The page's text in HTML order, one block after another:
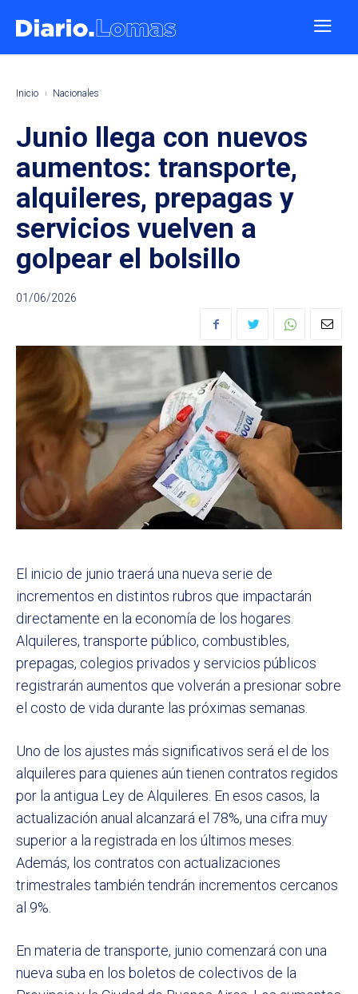
Inicio Nacionales
Junio llega con nuevos
aumentos: transporte,
alquileres, prepagas y
servicios vuelven a
golpear el bolsillo
01/06/2026
El inicio de junio traerá una nueva serie de
incrementos en distintos rubros que impactarán
directamente en la economía de los hogares.
Alquileres, transporte público, combustibles,
prepagas, colegios privados y servicios públicos
registrarán aumentos que volverán a presionar sobre
el costo de vida durante las próximas semanas.
Uno de los ajustes más significativos será el de los
alquileres para quienes aún tienen contratos regidos
por la antigua Ley de Alquileres. En esos casos, la
actualización anual alcanzará el 78%, una cifra muy
superior a la registrada en los últimos meses.
Además, los contratos con actualizaciones
trimestrales también tendrán incrementos cercanos
al 9%.
En materia de transporte, junio comenzará con una
nueva suba en los boletos de colectivos de la